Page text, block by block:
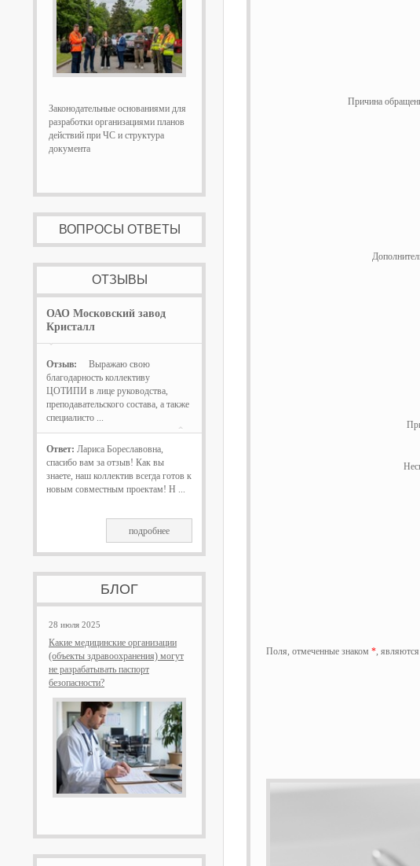
Законодательные основаниями для
разработки организациями планов
действий при ЧС и структура
документа
ВОПРОСЫ ОТВЕТЫ
ОТЗЫВЫ
ОАО Московский завод
Кристалл
Отзыв:
Выражаю свою
благодарность коллективу
ЦОТИПИ в лице руководства,
преподавательского состава, а также
специалисто ...
Ответ: Лариса Бореславовна,
спасибо вам за отзыв! Как вы
знаете, наш коллектив всегда готов к
новым совместным проектам! Н ...
подробнее
БЛОГ
28 июля 2025
Какие медицинские организации
(объекты здравоохранения) могут
не разрабатывать паспорт
безопасности?
Причина
Поля, отмеченные знаком *,